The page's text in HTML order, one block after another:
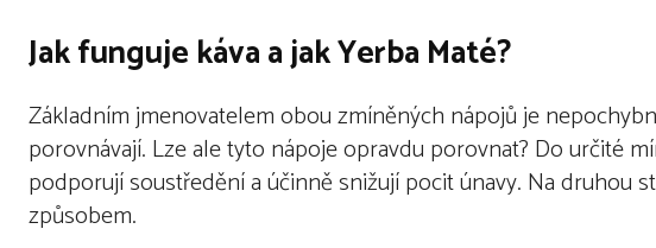
Jak funguje káva a jak Yerba Maté?
Základním jmenovatelem obou zmíněných nápojů je
porovnávají. Lze ale tyto nápoje opravdu porovnat? Do určité
podporují soustředění a účinně snižují pocit únavy. Na druhou
způsobem.